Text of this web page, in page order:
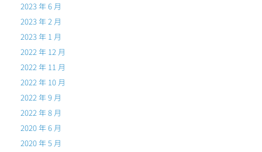
2023 年 6 月
2023 年 2 月
2023 年 1 月
2022 年 12 月
2022 年 11 月
2022 年 10 月
2022 年 9 月
2022 年 8 月
2020 年 6 月
2020 年 5 月